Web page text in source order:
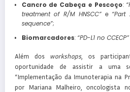
Cancro de Cabeça e Pescoço:
treatment of R/M HNSCC” e “Part
sequence”;
Biomarcadores: “PD-L1 no CCECP”
Além dos workshops, os
oportunidade de assistir a uma
“Implementação da Imunoterapia na
por Mariana Malheiro, oncologista